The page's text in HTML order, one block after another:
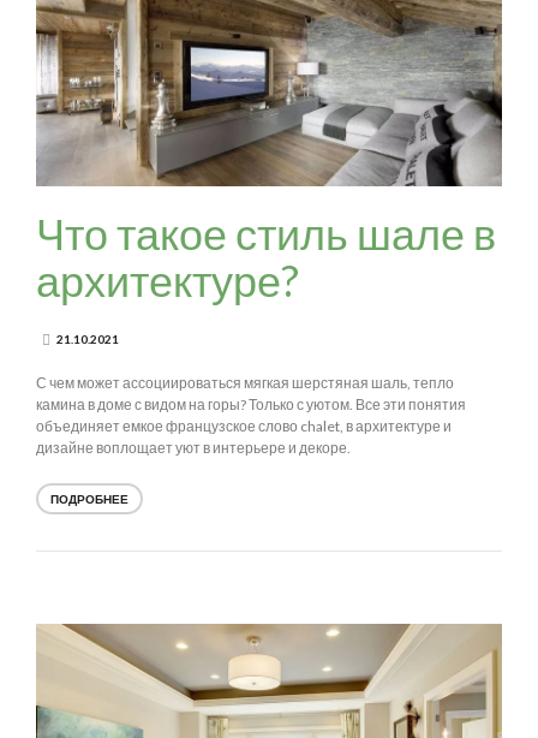
Что такое стиль шале в
архитектуре?
21.10.2021
С чем может ассоциироваться мягкая шерстяная шаль, тепло
камина в доме с видом на горы? Только с уютом. Все эти понятия
объединяет емкое французское слово chalet, в архитектуре и
дизайне воплощает уют в интерьере и декоре.
ПОДРОБНЕЕ